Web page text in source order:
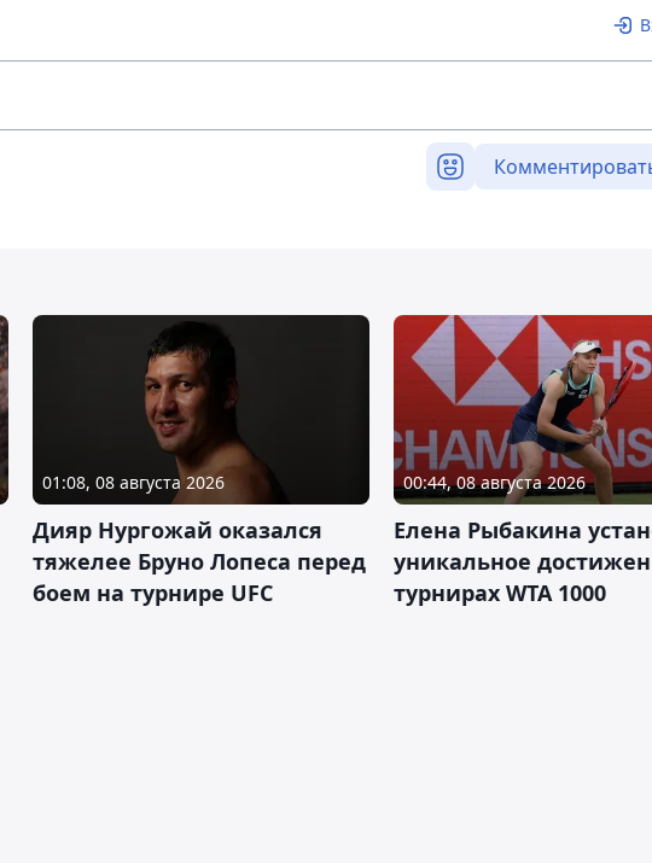
01:08, 08 августа 2026
Дияр Нургожай оказался
тяжелее Бруно Лопеса перед
боем на турнире UFC
00:44, 08 августа 2026
Елена Рыбакина
уникальное
турнирах WTA 1000